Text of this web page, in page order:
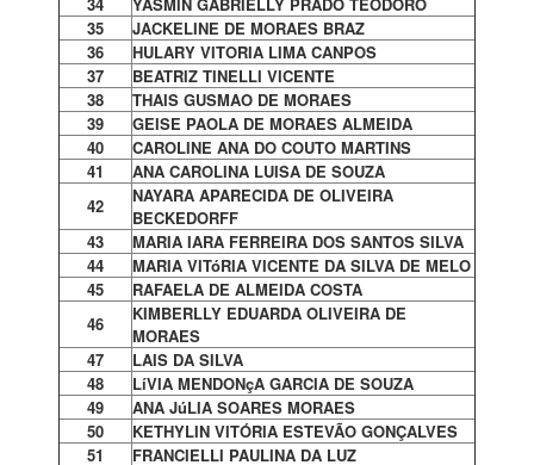
35
JACKELINE DE MORAES BRAZ
36
HULARY VITORIA LIMA CANPOS
37
BEATRIZ TINELLI VICENTE
38
THAIS GUSMAO DE MORAES
39
GEISE PAOLA DE MORAES ALMEIDA
40
CAROLINE ANA DO COUTO MARTINS
41
ANA CAROLINA LUISA DE SOUZA
42
NAYARA APARECIDA DE OLIVEIRA
BECKEDORFF
43
MARIA IARA FERREIRA DOS SANTOS SILVA
44
MARIA VITóRIA VICENTE DA SILVA DE MELO
45
RAFAELA DE ALMEIDA COSTA
46
KIMBERLLY EDUARDA OLIVEIRA DE
MORAES
47
LAIS DA SILVA
48
LíVIA MENDONçA GARCIA DE SOUZA
49
ANA JúLIA SOARES MORAES
50
KETHYLIN VITÓRIA ESTEVÃO GONÇALVES
51
FRANCIELLI PAULINA DA LUZ